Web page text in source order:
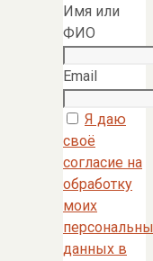
Имя или
ФИО
Email
Я даю
своё
согласие на
обработку
моих
данных в